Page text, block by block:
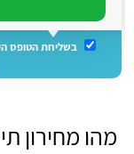
בשליחת הטופס
מהו מחירון